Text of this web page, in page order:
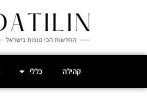
קהילה כללי